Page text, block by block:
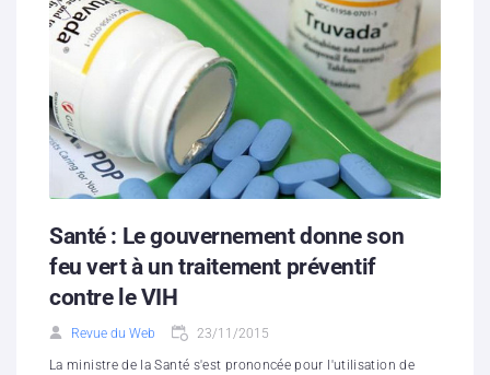
Santé : Le gouvernement donne son
feu vert à un traitement préventif
contre le VIH
Revue du Web 23/11/2015
La ministre de la Santé s'est prononcée pour l'utilisation de